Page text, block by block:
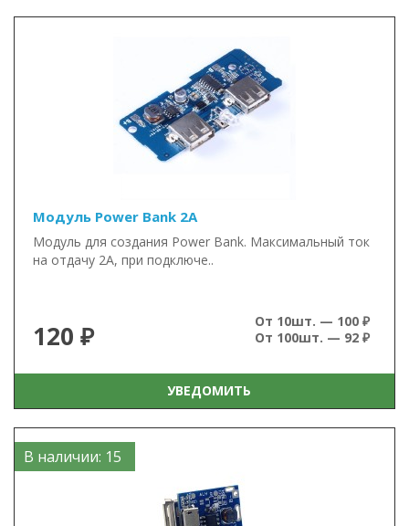
Модуль Power Bank 2А
Модуль для создания Power Bank. Максимальный ток
на отдачу 2А, при подключе..
120 ₽
От 10шт. — 100 ₽
От 100шт. — 92 ₽
УВЕДОМИТЬ
В наличии: 15